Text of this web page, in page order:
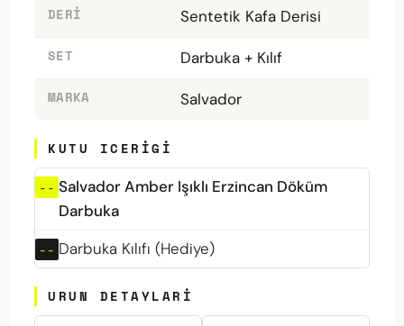
DERI Sentetik Kafa Derisi
SET Darbuka + Kılıf
MARKA Salvador
KUTU ICERIGI
Salvador Amber Işıklı Erzincan Döküm
Darbuka
Darbuka Kılıfı (Hediye)
URUN DETAYLARI